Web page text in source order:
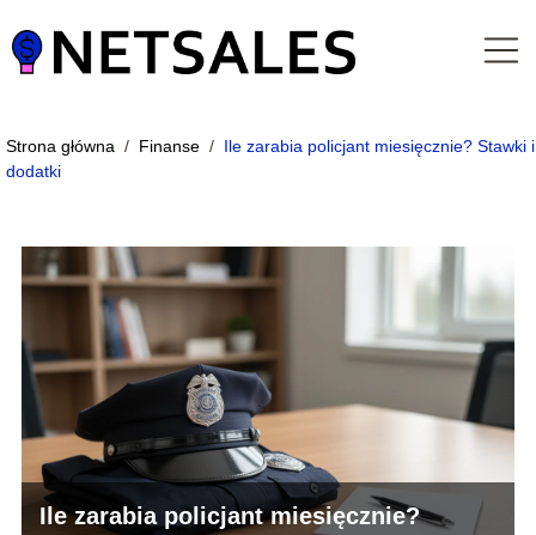
Strona główna / Finanse / Ile zarabia policjant miesięcznie? Stawki i
dodatki
Ile zarabia policjant miesięcznie?